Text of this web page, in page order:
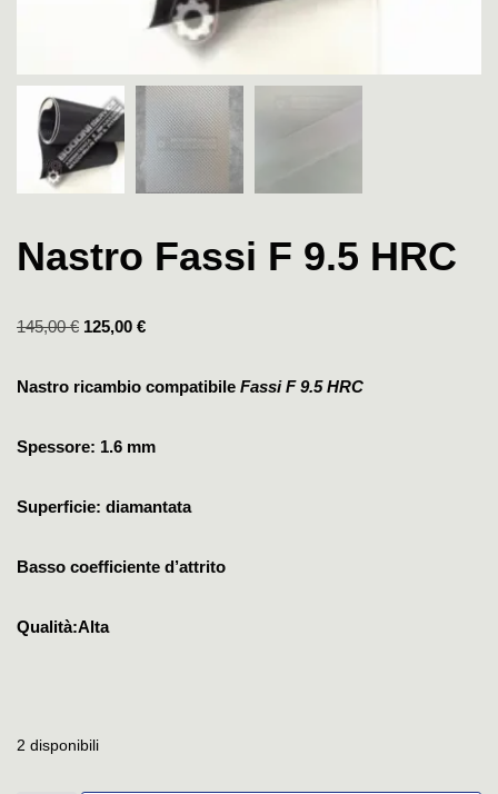
Nastro Fassi F 9.5 HRC
145,00€ 125,00 €
Nastro ricambio compatibile Fassi F 9.5 HRC
Spessore: 1.6 mm
Superficie: diamantata
Basso coefficiente d’attrito
Qualità:Alta
2 disponibili